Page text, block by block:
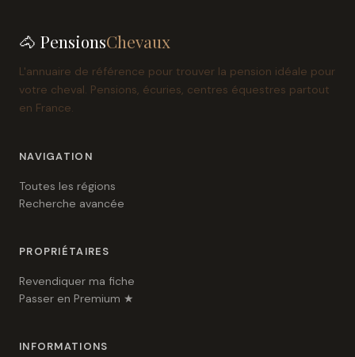
🐴 PensionsChevaux
L'annuaire de référence pour trouver la pension idéale pour
votre cheval. Pensions, écuries, centres équestres partout
en France.
NAVIGATION
Toutes les régions
Recherche avancée
PROPRIÉTAIRES
Revendiquer ma fiche
Passer en Premium ★
INFORMATIONS